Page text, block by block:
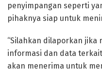
penyimpangan seperti
pihaknya siap untuk
“Silahkan dilaporkan jika
informasi dan data
akan menerima untuk